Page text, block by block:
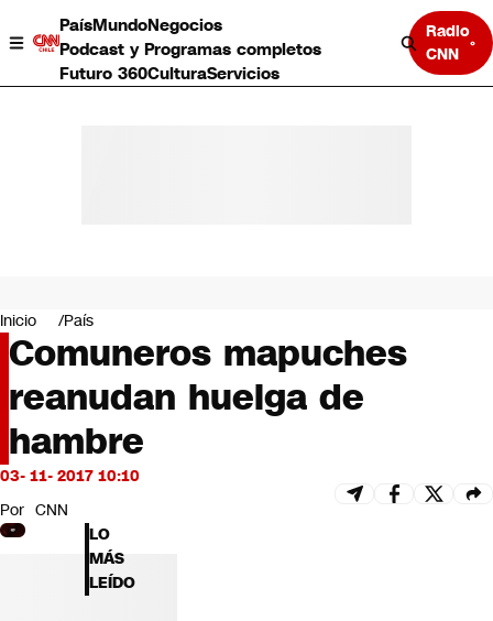
PaísMundoNegocios
Podcast y Programas completos
Futuro 360CulturaServicios
Radio
CNN
Negocios
Deportes
Programas completos
Cultura
Servicios
Bits
CNN tiempo
Futuro 360
Opinión
Inicio País
Comuneros mapuches
reanudan huelga de
hambre
03- 11- 2017 10:10
Por CNN
LO
MÁS
LEÍDO